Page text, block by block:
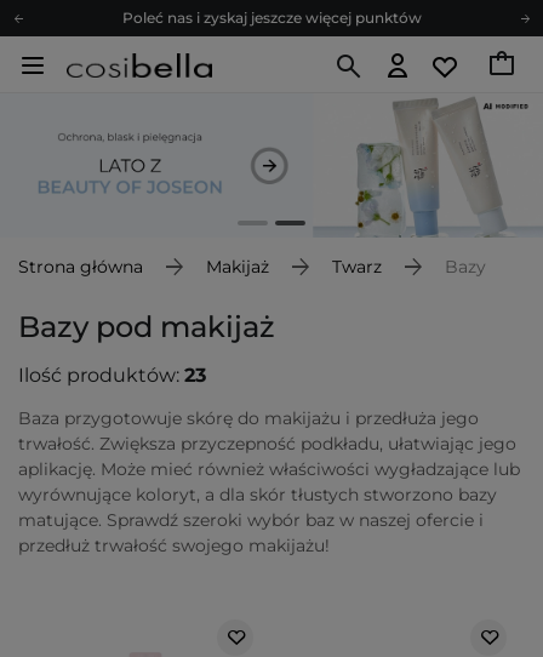
Zapisz się na newsletter pełen porad
Bezpłatne konsultacje kosmetologiczne
Z nami to możliwe! Realizacja zamówienia do 24h.
Poleć nas i zyskaj jeszcze więcej punktów
Zapisz się na newsletter pełen porad
Strona główna Makijaż Twarz Bazy
Bazy pod makijaż
Ilość produktów: 23
Baza przygotowuje skórę do makijażu i przedłuża jego
trwałość. Zwiększa przyczepność podkładu, ułatwiając jego
aplikację. Może mieć również właściwości wygładzające lub
wyrównujące koloryt, a dla skór tłustych stworzono bazy
matujące. Sprawdź szeroki wybór baz w naszej ofercie i
przedłuż trwałość swojego makijażu!